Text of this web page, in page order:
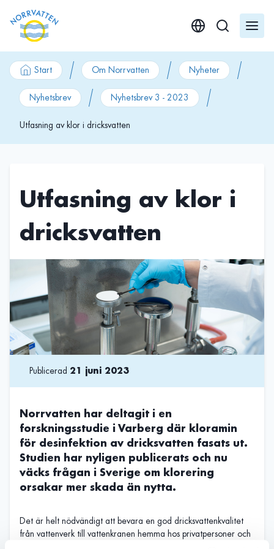
Start Om Norrvatten Nyheter
Nyhetsbrev Nyhetsbrev 3 - 2023
Utfasning av klor i dricksvatten
Utfasning av klor i
dricksvatten
Publicerad 21 juni 2023
Norrvatten har deltagit i en
forskningsstudie i Varberg där kloramin
för desinfektion av dricksvatten fasats ut.
Studien har nyligen publicerats och nu
väcks frågan i Sverige om klorering
orsakar mer skada än nytta.
Det är helt nödvändigt att bevara en god dricksvattenkvalitet
från vattenverk till vattenkranen hemma hos privatpersoner och